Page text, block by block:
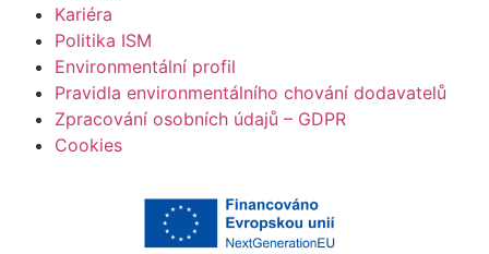
Kariéra
Politika ISM
Environmentální profil
Pravidla environmentálního chování dodavatelů
Zpracování osobních údajů – GDPR
Cookies